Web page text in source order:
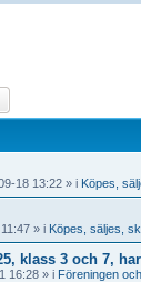
18 13:22 » i Köpes,
» i Köpes, säljes,
klass 3 och 7,
16:28 » i Föreningen